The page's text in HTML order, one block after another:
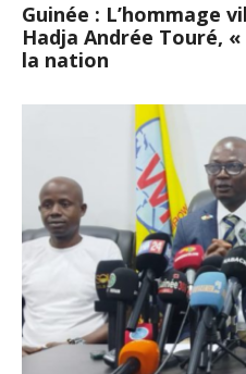
Guinée : L’hommage
Hadja Andrée Touré,
la nation